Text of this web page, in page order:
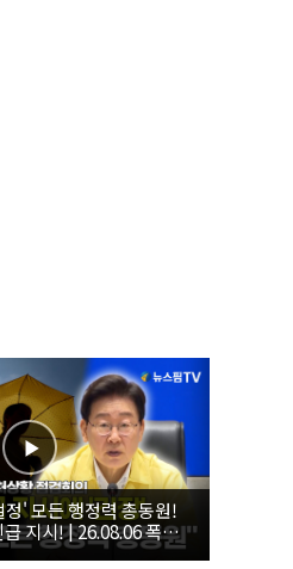
' 모든 행정력 총동원!
지시! | 26.08.06 폭염•
의